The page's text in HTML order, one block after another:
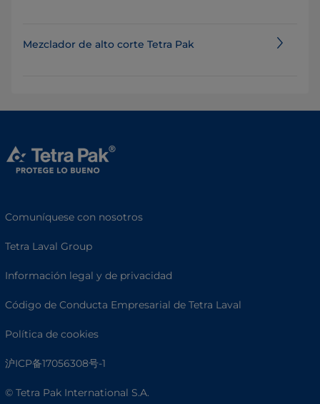
Mezclador de alto corte Tetra Pak
Comuníquese con nosotros
Tetra Laval Group
Información legal y de privacidad
Código de Conducta Empresarial de Tetra Laval
Política de cookies
沪ICP备17056308号-1
© Tetra Pak International S.A.